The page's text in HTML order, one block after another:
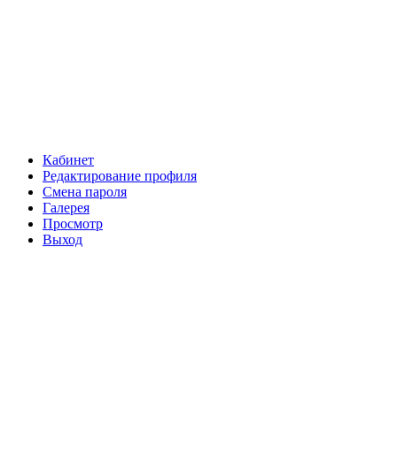
Кабинет
Редактирование профиля
Смена пароля
Галерея
Просмотр
Выход